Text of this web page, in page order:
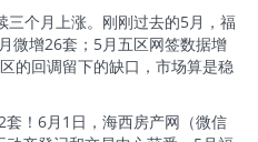
个月上涨。刚刚过去的5月，福
微增26套；5月五区网签数据增
的回调留下的缺口，市场算是稳
！6月1日，海西房产网（微信